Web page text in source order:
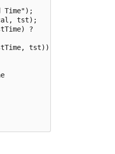
Time");
tst);
?
tst));